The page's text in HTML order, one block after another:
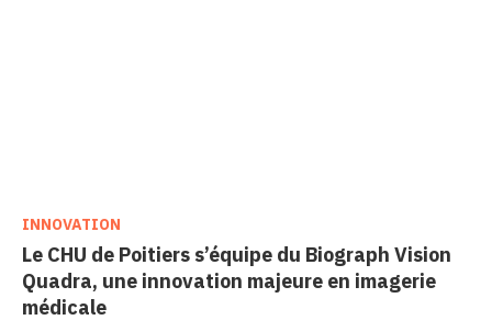
Le CHU de Poitiers s’équipe du Biograph Vision
Quadra, une innovation majeure en imagerie
médicale
INNOVATION